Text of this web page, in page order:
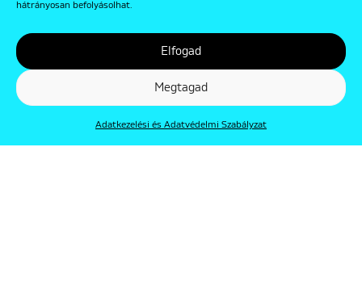
hátrányosan befolyásolhat.
Elfogad
Megtagad
Adatkezelési és Adatvédelmi Szabályzat